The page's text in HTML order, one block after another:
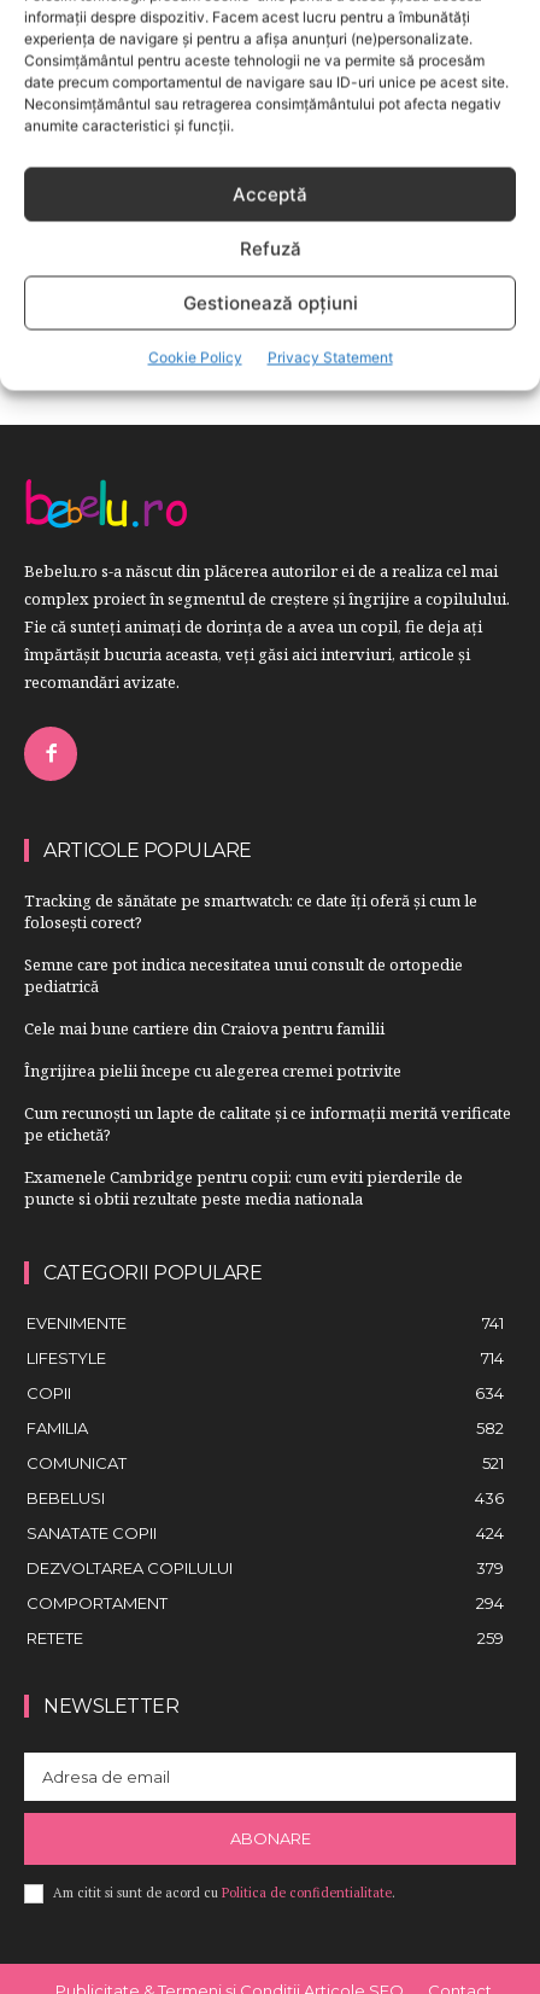
informații despre dispozitiv. Facem acest lucru pentru a îmbunătăți
experiența de navigare și pentru a afișa anunțuri (ne)personalizate.
Consimțământul pentru aceste tehnologii ne va permite să procesăm
date precum comportamentul de navigare sau ID-uri unice pe acest site.
Neconsimțământul sau retragerea consimțământului pot afecta negativ
anumite caracteristici și funcții.
Acceptă
Refuză
Gestionează opțiuni
Cookie Policy Privacy Statement
EVENIMENTE
LIFESTYLE
COPII
634
FAMILIA
582
SANATATE COPII
424
DEZVOLTAREA COPILULUI
RETETE
259
Bebelu.ro s-a născut din plăcerea autorilor ei de a realiza cel mai
complex proiect în segmentul de creştere şi îngrijire a copilulului.
Fie că sunteţi animaţi de dorinţa de a avea un copil, fie deja aţi
împărtăşit bucuria aceasta, veți găsi aici interviuri, articole şi
recomandări avizate.
ARTICOLE POPULARE
Tracking de sănătate pe smartwatch: ce date îți oferă și cum le
folosești corect?
Semne care pot indica necesitatea unui consult de ortopedie
pediatrică
Cele mai bune cartiere din Craiova pentru familii
Îngrijirea pielii începe cu alegerea cremei potrivite
Cum recunoști un lapte de calitate și ce informații merită verificate
pe etichetă?
Examenele Cambridge pentru copii: cum eviti pierderile de
puncte si obtii rezultate peste media nationala
CATEGORII POPULARE
EVENIMENTE
741
LIFESTYLE
714
COPII
634
FAMILIA
582
COMUNICAT
521
BEBELUSI
436
SANATATE COPII
424
DEZVOLTAREA COPILULUI
379
COMPORTAMENT
294
RETETE
259
NEWSLETTER
ABONARE
Am citit si sunt de acord cu Politica de confidentialitate.
Publicitate & Termeni și Condiții Articole SEO Contact